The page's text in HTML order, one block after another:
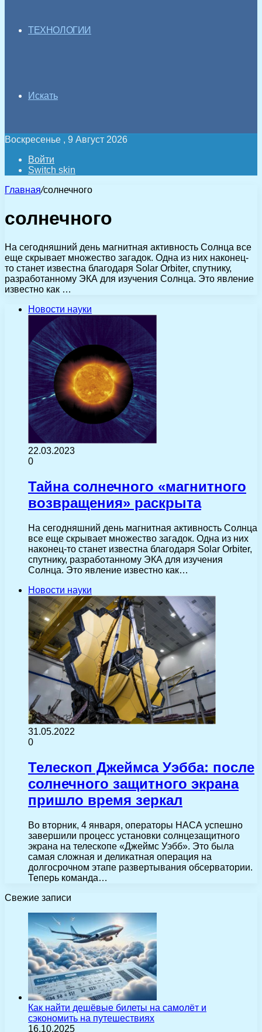
ТЕХНОЛОГИИ
Искать
Воскресенье , 9 Август 2026
Войти
Switch skin
Главная/солнечного
солнечного
На сегодняшний день магнитная активность Солнца все
еще скрывает множество загадок. Одна из них наконец-
то станет известна благодаря Solar Orbiter, спутнику,
разработанному ЭКА для изучения Солнца. Это явление
известно как …
Новости науки
22.03.2023
0
Тайна солнечного «магнитного
возвращения» раскрыта
На сегодняшний день магнитная активность Солнца
все еще скрывает множество загадок. Одна из них
наконец-то станет известна благодаря Solar Orbiter,
спутнику, разработанному ЭКА для изучения
Солнца. Это явление известно как…
Новости науки
31.05.2022
0
Телескоп Джеймса Уэбба: после
солнечного защитного экрана
пришло время зеркал
Во вторник, 4 января, операторы НАСА успешно
завершили процесс установки солнцезащитного
экрана на телескопе «Джеймс Уэбб». Это была
самая сложная и деликатная операция на
долгосрочном этапе развертывания обсерватории.
Теперь команда…
Свежие записи
Как найти дешёвые билеты на самолёт и
сэкономить на путешествиях
16.10.2025